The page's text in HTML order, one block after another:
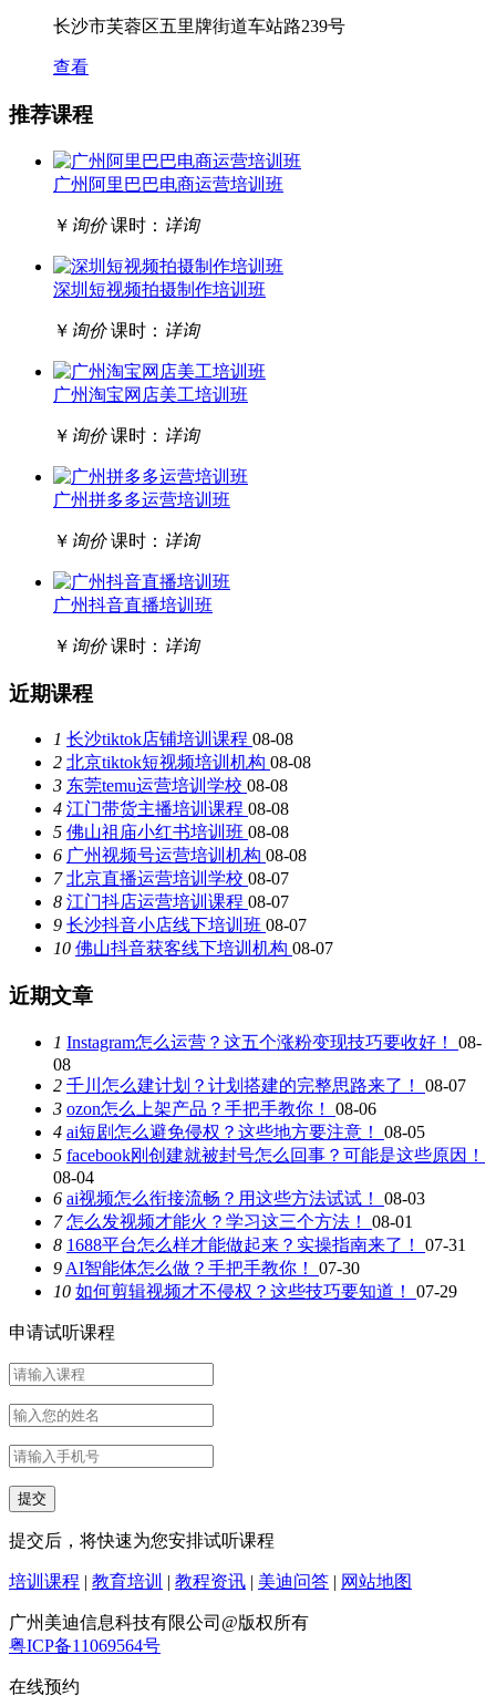
长沙市芙蓉区五里牌街道车站路239号
查看
推荐课程
广州阿里巴巴电商运营培训班
￥ 询价 课时： 详询
深圳短视频拍摄制作培训班
￥ 询价 课时： 详询
广州淘宝网店美工培训班
￥ 询价 课时： 详询
广州拼多多运营培训班
￥ 询价 课时： 详询
广州抖音直播培训班
￥ 询价 课时： 详询
近期课程
1 长沙tiktok店铺培训课程 08-08
2 北京tiktok短视频培训机构 08-08
3 东莞temu运营培训学校 08-08
4 江门带货主播培训课程 08-08
5 佛山祖庙小红书培训班 08-08
6 广州视频号运营培训机构 08-08
7 北京直播运营培训学校 08-07
8 江门抖店运营培训课程 08-07
9 长沙抖音小店线下培训班 08-07
10 佛山抖音获客线下培训机构 08-07
近期文章
1 Instagram怎么运营？这五个涨粉变现技巧要收好！ 08-
08
2 千川怎么建计划？计划搭建的完整思路来了！ 08-07
3 ozon怎么上架产品？手把手教你！ 08-06
4 ai短剧怎么避免侵权？这些地方要注意！ 08-05
5 facebook刚创建就被封号怎么回事？可能是这些原因！
08-04
6 ai视频怎么衔接流畅？用这些方法试试！ 08-03
7 怎么发视频才能火？学习这三个方法！ 08-01
8 1688平台怎么样才能做起来？实操指南来了！ 07-31
9 AI智能体怎么做？手把手教你！ 07-30
10 如何剪辑视频才不侵权？这些技巧要知道！ 07-29
申请试听课程
提交后，将快速为您安排试听课程
培训课程 | 教育培训 | 教程资讯 | 美迪问答 | 网站地图
广州美迪信息科技有限公司@版权所有
粤ICP备11069564号
在线预约